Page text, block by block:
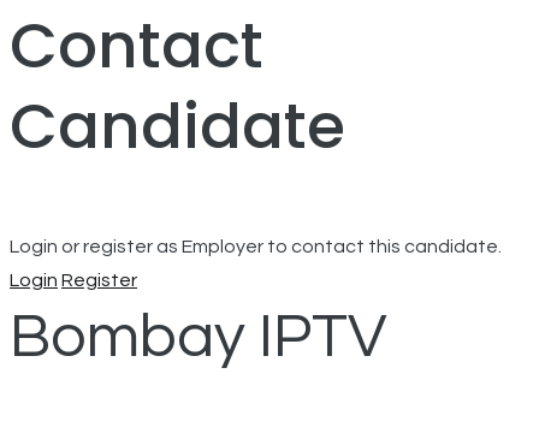
Contact
Candidate
Login or register as Employer to contact this candidate.
Login Register
Bombay IPTV